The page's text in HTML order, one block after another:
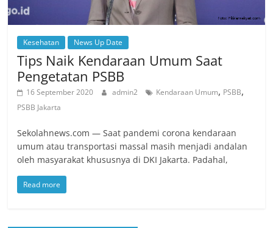
Kesehatan News Up Date
Tips Naik Kendaraan Umum Saat
Pengetatan PSBB
16 September 2020 admin2 Kendaraan Umum, PSBB,
PSBB Jakarta
Sekolahnews.com — Saat pandemi corona kendaraan
umum atau transportasi massal masih menjadi andalan
oleh masyarakat khususnya di DKI Jakarta. Padahal,
Read more